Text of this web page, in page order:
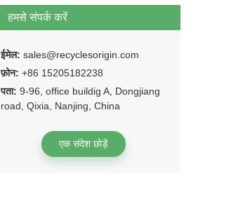
हमसे संपर्क करें
ईमेल: sales@recyclesorigin.com
फ़ोन: +86 15205182238
पता: 9-96, office buildig A, Dongjiang
road, Qixia, Nanjing, China
एक संदेश छोड़ें